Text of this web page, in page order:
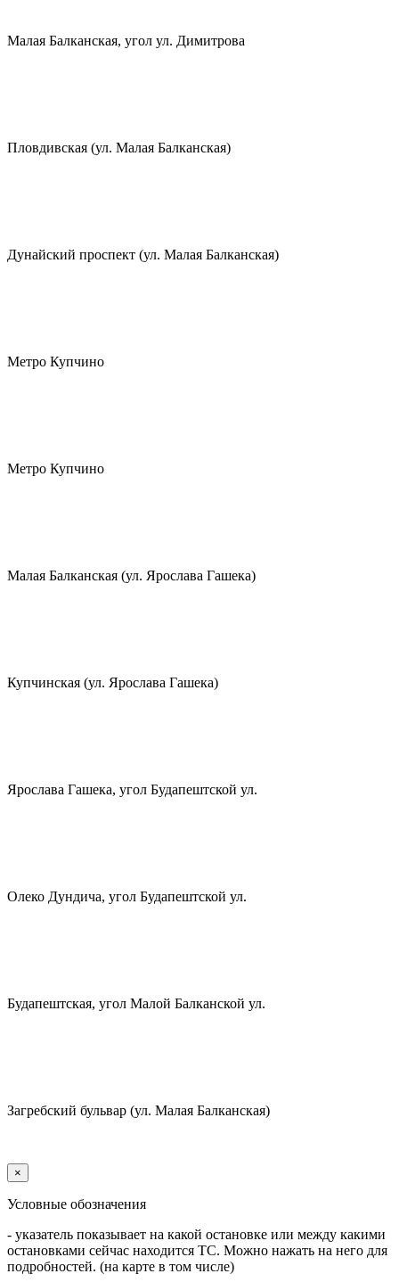
Малая Балканская, угол ул. Димитрова
Пловдивская (ул. Малая Балканская)
Дунайский проспект (ул. Малая Балканская)
Метро Купчино
Метро Купчино
Малая Балканская (ул. Ярослава Гашека)
Купчинская (ул. Ярослава Гашека)
Ярослава Гашека, угол Будапештской ул.
Олеко Дундича, угол Будапештской ул.
Будапештская, угол Малой Балканской ул.
Загребский бульвар (ул. Малая Балканская)
×
Условные обозначения
- указатель показывает на какой остановке или между какими
остановками сейчас находится ТС. Можно нажать на него для
подробностей. (на карте в том числе)